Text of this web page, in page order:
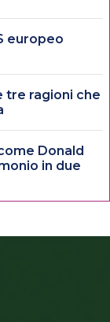
europeo
tre ragioni che
Donald
in due